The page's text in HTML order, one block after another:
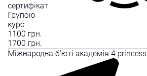
сертифікат
Групою
курс:
1100 грн.
1700 грн.
Міжнародна б'юті академія 4 princess